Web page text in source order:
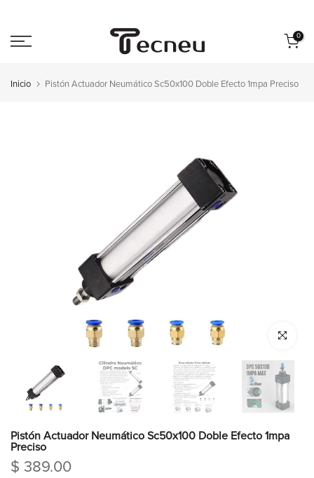
al
0
Inicio Pistón Actuador Neumático Sc50x100 Doble Efecto 1mpa Preciso
Click para
Pistón Actuador Neumático Sc50x100 Doble Efecto 1mpa
Preciso
$ 389.00